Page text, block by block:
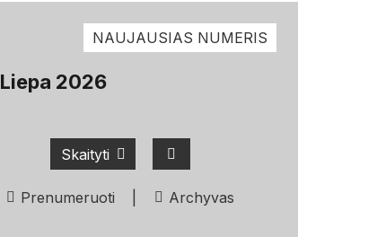
NAUJAUSIAS NUMERIS
Liepa 2026
Skaityti
Prenumeruoti Archyvas